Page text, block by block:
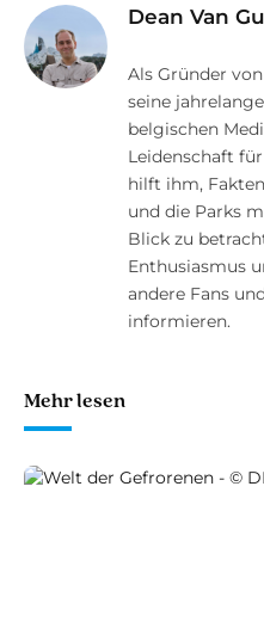
Dean Van
Als Gründer
seine
belgischen
Leidenschaft
hilft ihm,
und die Parks
Blick zu
Enthusiasmus
andere Fans
informieren.
Mehr lesen